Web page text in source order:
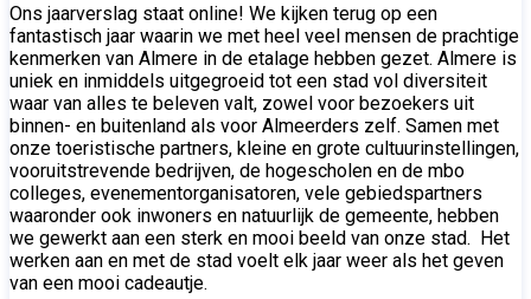
Ons jaarverslag staat online! We kijken terug op een
fantastisch jaar waarin we met heel veel mensen de prachtige
kenmerken van Almere in de etalage hebben gezet. Almere is
uniek en inmiddels uitgegroeid tot een stad vol diversiteit
waar van alles te beleven valt, zowel voor bezoekers uit
binnen- en buitenland als voor Almeerders zelf. Samen met
onze toeristische partners, kleine en grote cultuurinstellingen,
vooruitstrevende bedrijven, de hogescholen en de mbo
colleges, evenementorganisatoren, vele gebiedspartners
waaronder ook inwoners en natuurlijk de gemeente, hebben
we gewerkt aan een sterk en mooi beeld van onze stad. Het
werken aan en met de stad voelt elk jaar weer als het geven
van een mooi cadeautje.